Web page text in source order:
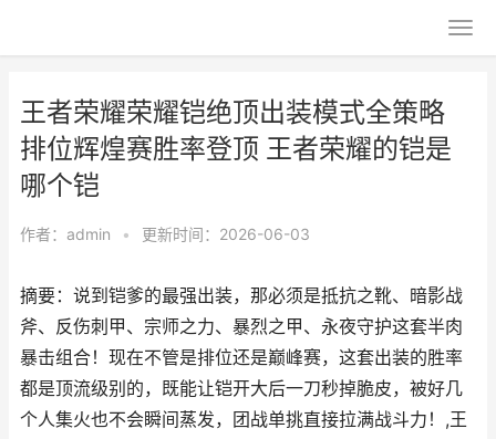
王者荣耀荣耀铠绝顶出装模式全策略
排位辉煌赛胜率登顶 王者荣耀的铠是
哪个铠
作者： admin • 更新时间：2026-06-03
摘要：说到铠爹的最强出装，那必须是抵抗之靴、暗影战
斧、反伤刺甲、宗师之力、暴烈之甲、永夜守护这套半肉
暴击组合！现在不管是排位还是巅峰赛，这套出装的胜率
都是顶流级别的，既能让铠开大后一刀秒掉脆皮，被好几
个人集火也不会瞬间蒸发，团战单挑直接拉满战斗力！,王